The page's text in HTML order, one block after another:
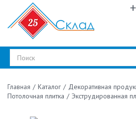
Главная / Каталог / Декоративная
Потолочная плитка / Экструдированная